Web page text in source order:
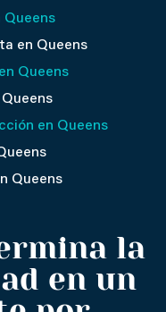
Queens
en Queens
Queens
en Queens
Queens
la
en un